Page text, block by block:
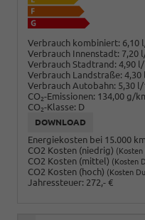
Verbrauch kombiniert: 6,10
Verbrauch Innenstadt: 7,20
Verbrauch Stadtrand: 4,90
Verbrauch Landstraße: 4,30
Verbrauch Autobahn: 5,30
CO2-Emissionen: 134,00 g/
CO2-Klasse: D
DOWNLOAD
Energiekosten bei 15.000
CO2 Kosten (niedrig)
CO2 Kosten (mittel) (Kosten
CO2 Kosten (hoch) (Kosten
Jahressteuer: 272,- €